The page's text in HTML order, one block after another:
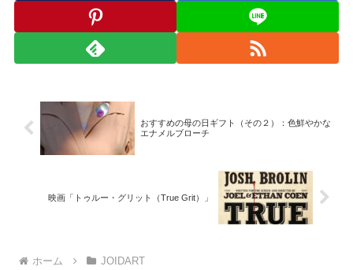
おすすめの母の日ギフト（その２）：色鮮やかな
エナメルブローチ
映画「トゥルー・グリット（True Grit）」
ホーム JOIDART